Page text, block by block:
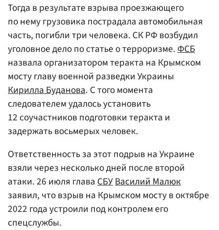
Тогда в результате взрыва проезжающего
по нему грузовика пострадала автомобильная
часть, погибли три человека. СК РФ возбудил
уголовное дело по статье о терроризме.ФСБ
назвала организатором теракта на Крымском
мосту главу военной разведки Украины
Кирилла Буданова. С того момента
следователем удалось установить
12 соучастников подготовки теракта и
задержать восьмерых человек.
Ответственность за этот подрыв на Украине
взяли через несколько дней после второй
атаки. 26 июля главаСБУВасилий Малюк
заявил, что взрыв на Крымском мосту в октябре
2022 года устроили под контролем его
спецслужбы.